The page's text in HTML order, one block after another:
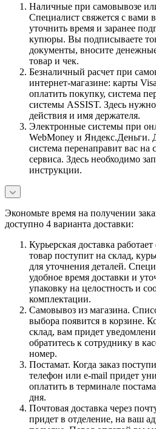
Наличные при самовывозе
Специалист свяжется с вами
уточнить время и заранее
купюры. Вы подписываете
документы, вносите
товар и чек.
Безналичный расчет при
интернет-магазине: карты
оплатить покупку, система
системы ASSIST. Здесь
действия и имя держателя.
Электронные системы при
WebMoney и Яндекс.Деньги.
система перенаправит вас на
сервиса. Здесь необходимо
инструкции.
Экономьте время на получении
доступно 4 варианта доставки:
Курьерская доставка
товар поступит на склад,
для уточнения деталей.
удобное время доставки и
упаковку на целостность и
комплектации.
Самовывоз из магазина.
выбора появится в корзине.
склад, вам придет
обратитесь к сотруднику в
номер.
Постамат. Когда заказ
телефон или e-mail придет
оплатить в терминале
дня.
Почтовая доставка через
придет в отделение, на ваш